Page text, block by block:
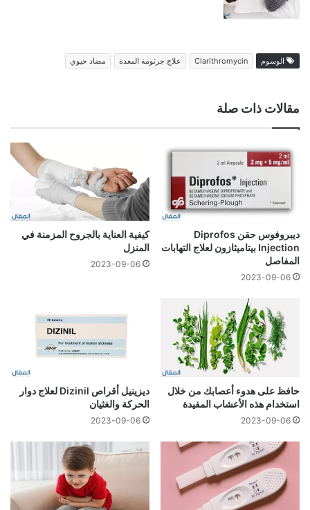
الوسوم Clarithromycin علاج جرثومة المعدة مضاد حيوي
مقالات ذات صلة
ديبروفوس حقن Diprofos
Injection بيتاميثازون لعلاج التهابات
المفاصل
2023-09-06
كيفية العناية بالجروح المزمنة في
المنزل
2023-09-06
حافظ على هدوء أعصابك من خلال
استخدام هذه الأعشاب المفيدة
2023-09-06
ديزينيل أقراص Dizinil لعلاج دوار
الحركة والغثيان
2023-09-06